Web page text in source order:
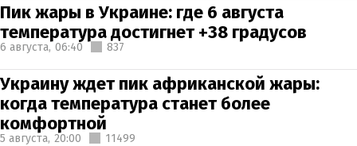
Пик жары в Украине: где 6 августа
температура достигнет +38 градусов
6 августа, 06:40 837
Украину ждет пик африканской жары:
когда температура станет более
комфортной
5 августа, 20:00 11499